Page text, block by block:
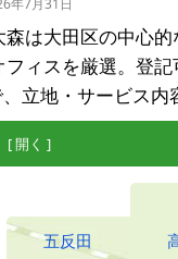
年7月31日
森は大田区の中心
ィスを厳選。登
立地・サービス内
五反田